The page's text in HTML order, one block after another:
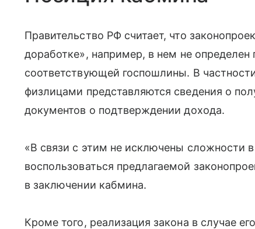
Правительство РФ считает, что
доработке», например, в нем не
соответствующей госпошлины. В
физлицами представляются сведения о
документов о подтверждении дохода.
«В связи с этим не исключены сложности
воспользоваться предлагаемой
в заключении кабмина.
Кроме того, реализация закона в случае